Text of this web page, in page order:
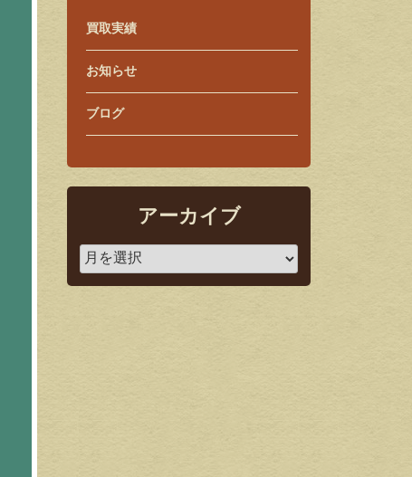
買取実績
お知らせ
ブログ
アーカイブ